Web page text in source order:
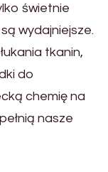
świetnie
wydajniejsze.
tkanin,
do
chemię na
nasze